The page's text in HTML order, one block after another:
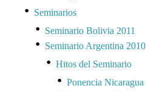
Seminarios
Seminario Bolivia 2011
Seminario Argentina 2010
Hitos del Seminario
Ponencia Nicaragua